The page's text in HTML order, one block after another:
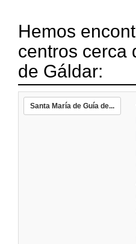
Hemos
centros cerca
de Gáldar:
Santa María de Guía de...